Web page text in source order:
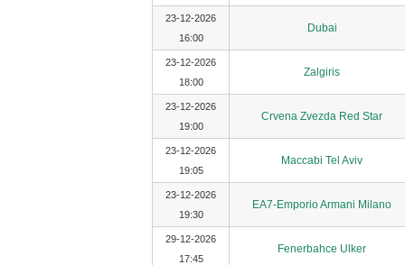
23-12-2026
16:00
Dubai
23-12-2026
18:00
Zalgiris
23-12-2026
19:00
Crvena Zvezda Red Star
23-12-2026
19:05
Maccabi Tel Aviv
23-12-2026
19:30
EA7-Emporio Armani Milano
29-12-2026
17:45
Fenerbahce Ulker